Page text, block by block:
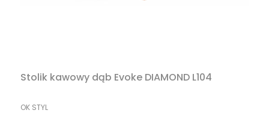
Stolik kawowy dąb Evoke DIAMOND L104
PRODUCENT
OK STYL